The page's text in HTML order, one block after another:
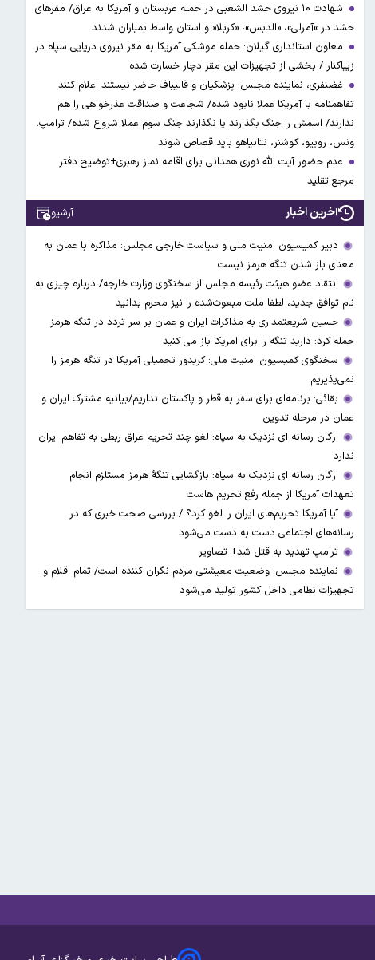
شهادت ۱۰ نیروی حشد الشعبی در حمله عربستان و آمریکا به عراق/ مقرهای
حشد در »آمرلی»، «الدبس»، «کربلا« و استان واسط بمباران شدند
معاون استانداری گیلان: حمله موشکی آمریکا به مقر نیروی دریایی سپاه در
زیباکنار / بخشی از تجهیزات این مقر دچار خسارت شده
غضنفری، نماینده مجلس: پزشکیان و قالیباف حاضر نیستند اعلام کنند
تفاهمنامه با آمریکا عملا نابود شده/ شجاعت و صداقت عذرخواهی را هم
ندارند/ اسمش را جنگ بگذارند یا نگذارند جنگ سوم عملا شروع شده/ ترامپ،
ونس، روبیو، کوشنر، نتانیاهو باید قصاص شوند
عدم حضور آیت الله نوری همدانی برای اقامه نماز رهبری+توضیح دفتر
مرجع تقلید
آخرین اخبار آرشیو
دبیر کمیسیون امنیت ملی و سیاست خارجی مجلس: مذاکره با عمان به
معنای باز شدن تنگه هرمز نیست
انتقاد عضو هیئت رئیسه مجلس از سخنگوی وزارت خارجه/ درباره چیزی به
نام توافق جدید، لطفا ملت مبعوث‌شده را نیز محرم بدانید
حسین شریعتمداری به مذاکرات ایران و عمان بر سر تردد در تنگه هرمز
حمله کرد: دارید تنگه را برای امریکا باز می کنید
سخنگوی کمیسیون امنیت ملی: کریدور تحمیلی آمریکا در تنگه هرمز را
نمی‌پذیریم
بقائی: برنامه‌ای برای سفر به قطر و پاکستان نداریم/بیانیه مشترک ایران و
عمان در مرحله تدوین
ارگان رسانه ای نزدیک به سپاه: لغو چند تحریم عراق ربطی به تفاهم ایران
ندارد
ارگان رسانه ای نزدیک به سپاه: بازگشایی تنگۀ هرمز مستلزم انجام
تعهدات آمریکا از جمله رفع تحریم هاست
آیا آمریکا تحریم‌های ایران را لغو کرد؟ / بررسی صحت خبری که در
رسانه‌های اجتماعی دست به دست می‌شود
ترامپ تهدید به قتل شد+ تصاویر
نماینده مجلس: وضعیت معیشتی مردم نگران کننده است/ تمام اقلام و
تجهیزات نظامی داخل کشور تولید می‌شود